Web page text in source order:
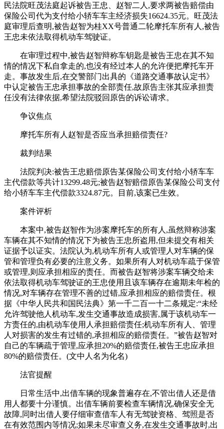
民法院旺茂法庭起诉被告王忠、赵智二人,要求两被告赔偿由
保险公司代为支付给小轿车车主经济损失16624.35元。旺茂法
庭审理后查明,被告赵智为桂XX号普通二轮摩托车所有人,被告
王忠未依法取得机动车驾驶证。
在审理过程中,被告赵智辩称车钥匙是被告王忠在其不知
情的情况下私自拿走的,也没有经过本人的允许便把摩托车开
走。事故发生后,在交警部门出具的《道路交通事故认定书》
中认定被告王忠承担事故的全部责任,故原告主张其应承担责
任没有法律依据,希望法院驳回原告的诉讼请求。
争议焦点
摩托车所有人赵智是否应当承担赔偿责任?
裁判结果
法院判决:被告王忠赔偿原告某保险公司支付给小轿车车
主代偿款等共计13299.48元;被告赵智赔偿原告某保险公司支付
给小轿车车主代偿款3324.87元。目前,该案已生效。
案件评析
本案中,被告赵智作为涉案摩托车的所有人,虽然辩称涉案
车辆在其不知情的情况下为被告王忠所盗用,但未提交有相关
证据予以证实。法院认为,机动车所有人或管理人对车辆的保
管和管理负有必要的注意义务。如果所有人对机动车疏于保管
或管理,则应承担相应的责任。而被告赵智将涉案车辆交给未
依法取得机动车驾驶证的王忠使用且该车辆存在逾期未年检的
情况,对车辆存在管理不善的过错,应承担相应的赔偿责任。根
据《中华人民共和国民法典》第一千二百一十二条规定:“未经
允许驾驶他人机动车,发生交通事故造成损害,属于该机动车一
方责任的,由机动车使用人承担赔偿责任;机动车所有人、管理
人对损害的发生有过错的,承担相应的赔偿责任。”被告赵智对
自己的车辆疏于管理,应承担20%的赔偿责任,被告王忠应承担
80%的赔偿责任。(文中人名为化名)
法官提醒
日常生活中,出借车辆的现象普遍存在,不管出借人还是借
用人都要十分谨慎。出借车辆前要检查车辆情况,确保安全无
故障,同时出借人要仔细审查借车人有无驾驶资格、驾照是否
在有效范围内等情况;如果未尽审查义务,在发生交通事故时,出